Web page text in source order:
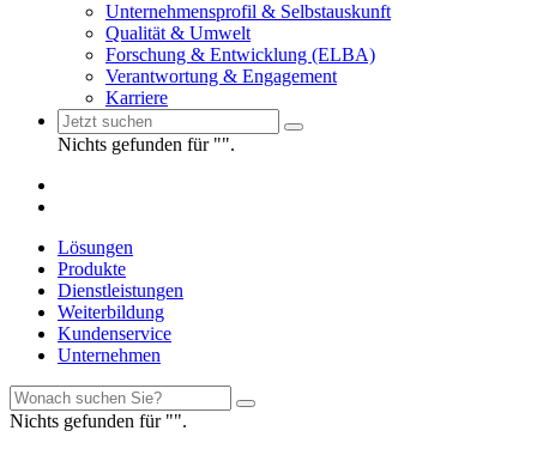
Unternehmensprofil & Selbstauskunft
Qualität & Umwelt
Forschung & Entwicklung (ELBA)
Verantwortung & Engagement
Karriere
Nichts gefunden für "".
Lösungen
Produkte
Dienstleistungen
Weiterbildung
Kundenservice
Unternehmen
Nichts gefunden für "".